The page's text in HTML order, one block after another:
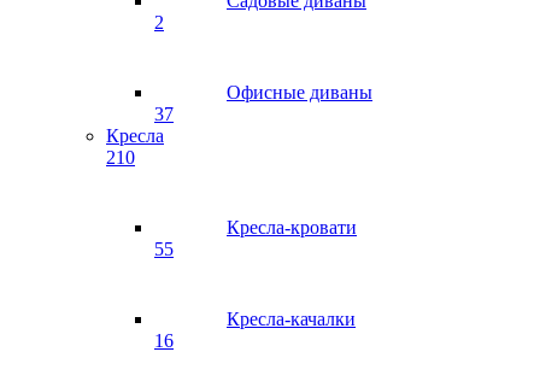
2
Офисные диваны
37
Кресла
210
Кресла-кровати
55
Кресла-качалки
16